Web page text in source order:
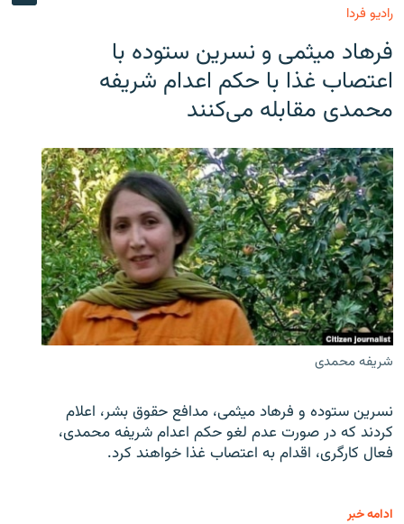
رادیو فردا
فرهاد میثمی و نسرین ستوده با
اعتصاب غذا با حکم اعدام شریفه
محمدی مقابله می‌کنند
شریفه محمدی
نسرین ستوده و فرهاد میثمی، مدافع حقوق بشر، اعلام
کردند که در صورت عدم لغو حکم اعدام شریفه محمدی،
فعال کارگری، اقدام به اعتصاب غذا خواهند کرد.
ادامه خبر